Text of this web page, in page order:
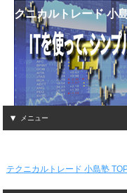
テクニカルトレード 小
メニュー
テクニカルトレード 小島塾